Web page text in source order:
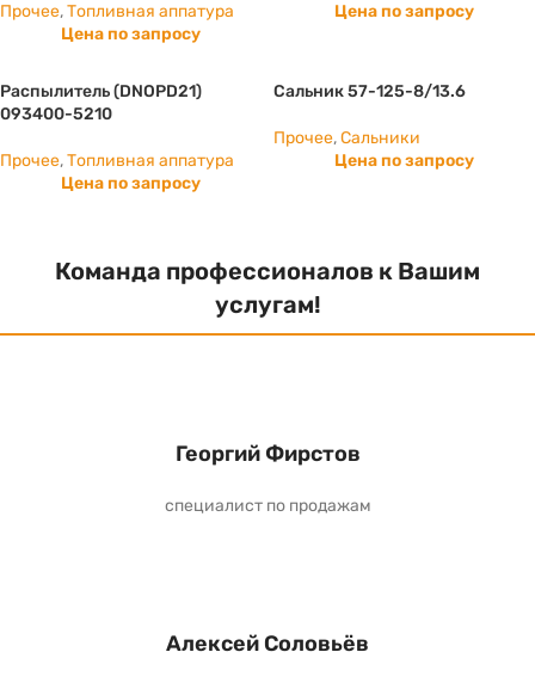
Прочее,Топливная аппатура
Цена по запросу
Цена по запросу
Распылитель (DNOPD21)
093400-5210
Прочее,Топливная аппатура
Цена по запросу
Сальник 57-125-8/13.6
Прочее,Сальники
Цена по запросу
Команда профессионалов к Вашим
услугам!
Георгий Фирстов
специалист по продажам
Алексей Соловьёв